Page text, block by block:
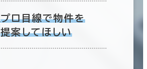
プロ目線で物件を
提案してほしい